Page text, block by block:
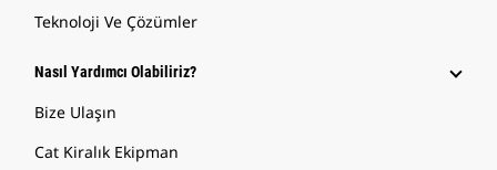
Teknoloji Ve Çözümler
Nasıl Yardımcı Olabiliriz?
Bize Ulaşın
Cat Kiralık Ekipman